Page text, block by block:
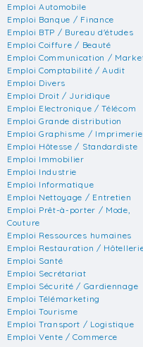
Emploi Automobile
Emploi Banque / Finance
Emploi BTP / Bureau d'études
Emploi Coiffure / Beauté
Emploi Communication /
Emploi Comptabilité / Audit
Emploi Divers
Emploi Droit / Juridique
Emploi Electronique / Télécom
Emploi Grande distribution
Emploi Graphisme / Imprimerie
Emploi Hôtesse / Standardiste
Emploi Immobilier
Emploi Industrie
Emploi Informatique
Emploi Nettoyage / Entretien
Emploi Prêt-à-porter / Mode,
Couture
Emploi Ressources humaines
Emploi Restauration /
Emploi Santé
Emploi Secrétariat
Emploi Sécurité / Gardiennage
Emploi Télémarketing
Emploi Tourisme
Emploi Transport / Logistique
Emploi Vente / Commerce